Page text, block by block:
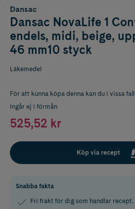
Dansac
Dansac NovaLife 1
endels, midi, beige,
46 mm10 styck
Läkemedel
För att kunna köpa denna kan du i vissa
Ingår ej i förmån
525,52 kr
Köp via recept
Snabba fakta
Fri frakt för dig som handlar recept.